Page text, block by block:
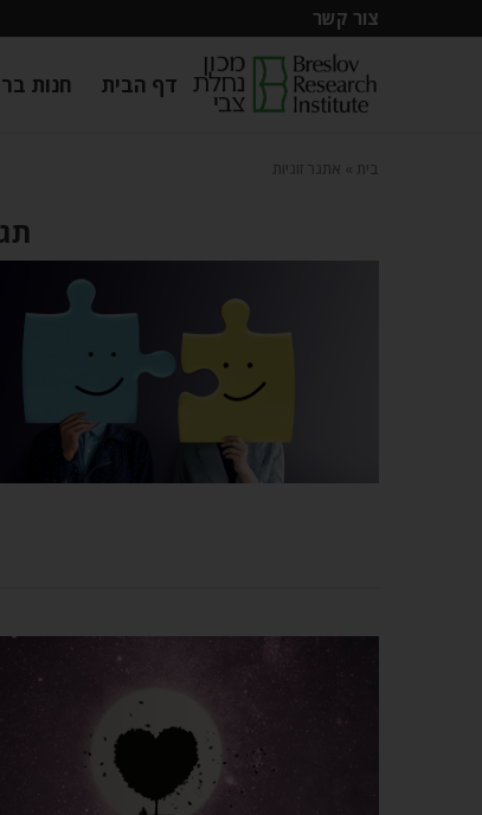
צור קשר
דף הבית חנות
בית אתגר זוגיות